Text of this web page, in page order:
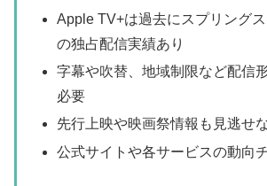
Apple TV+は過去にスプリング
の独占配信実績あり
字幕や吹替、地域制限など配信
必要
先行上映や映画祭情報も見逃せ
公式サイトや各サービスの動向